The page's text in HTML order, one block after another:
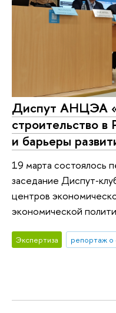
Диспут АНЦЭА
строительство в
и барьеры
19 марта состоялось
заседание
центров
экономической
Экспертиза репортаж о